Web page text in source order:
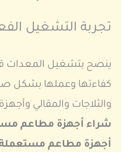
تجربة التشغيل
ينصح بتشغيل المعدات
كفاءتها وعملها بشكل
والثلاجات والمقالي
شراء أجهزة مطاعم
أجهزة مطاعم